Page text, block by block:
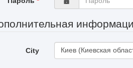
City Киев (Киевская
City